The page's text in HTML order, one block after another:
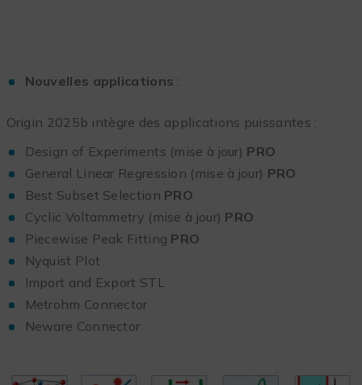
Nouvelles applications :
Origin 2025b intègre des applications puissantes :
Design of Experiments (mise à jour) PRO
General Linear Regression (mise à jour) PRO
Best Subset Selection PRO
Cyclic Voltammetry (mise à jour) PRO
Piecewise Peak Fitting PRO
Nyquist Plot
Import and Export STL
Metrohm Connector
Neware Connector